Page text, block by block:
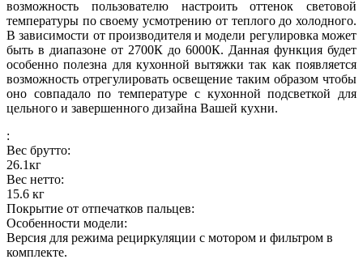
возможность пользователю настроить оттенок световой
температуры по своему усмотрению от теплого до холодного.
В зависимости от производителя и модели регулировка может
быть в диапазоне от 2700К до 6000К. Данная функция будет
особенно полезна для кухонной вытяжки так как появляется
возможность отрегулировать освещение таким образом чтобы
оно совпадало по температуре с кухонной подсветкой для
цельного и завершенного дизайна Вашей кухни.
:
Вес брутто:
26.1кг
Вес нетто:
15.6 кг
Покрытие от отпечатков пальцев:
Особенности модели:
Версия для режима рециркуляции с мотором и фильтром в
комплекте.